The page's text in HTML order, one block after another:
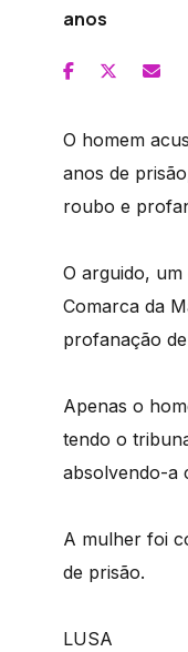
anos
O homem
anos de
roubo e
O arguido,
Comarca da
profanação
Apenas o
tendo o
absolvendo-a
A mulher foi
de prisão.
LUSA